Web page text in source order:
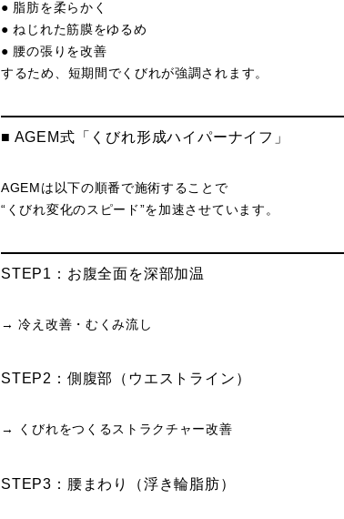
● 脂肪を柔らかく
● ねじれた筋膜をゆるめ
● 腰の張りを改善
するため、短期間でくびれが強調されます。
■ AGEM式「くびれ形成ハイパーナイフ」
AGEMは以下の順番で施術することで
“くびれ変化のスピード”を加速させています。
STEP1：お腹全面を深部加温
→ 冷え改善・むくみ流し
STEP2：側腹部（ウエストライン）
→ くびれをつくるストラクチャー改善
STEP3：腰まわり（浮き輪脂肪）